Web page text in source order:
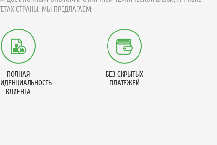
СТРАНЫ. МЫ ПРЕДЛАГАЕМ:
ПОЛНАЯ
КЛИЕНТА
БЕЗ СКРЫТЫХ
ПЛАТЕЖЕЙ